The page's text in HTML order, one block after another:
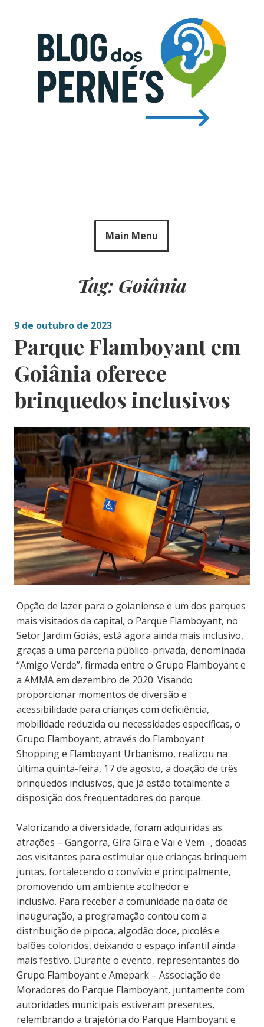
Main Menu
Tag: Goiânia
9 de outubro de 2023
Parque Flamboyant em
Goiânia oferece
brinquedos inclusivos
Opção de lazer para o goianiense e um dos parques
mais visitados da capital, o Parque Flamboyant, no
Setor Jardim Goiás, está agora ainda mais inclusivo,
graças a uma parceria público-privada, denominada
“Amigo Verde”, firmada entre o Grupo Flamboyant e
a AMMA em dezembro de 2020. Visando
proporcionar momentos de diversão e
acessibilidade para crianças com deficiência,
mobilidade reduzida ou necessidades específicas, o
Grupo Flamboyant, através do Flamboyant
Shopping e Flamboyant Urbanismo, realizou na
última quinta-feira, 17 de agosto, a doação de três
brinquedos inclusivos, que já estão totalmente a
disposição dos frequentadores do parque.
Valorizando a diversidade, foram adquiridas as
atrações – Gangorra, Gira Gira e Vai e Vem -, doadas
aos visitantes para estimular que crianças brinquem
juntas, fortalecendo o convívio e principalmente,
promovendo um ambiente acolhedor e
inclusivo. Para receber a comunidade na data de
inauguração, a programação contou com a
distribuição de pipoca, algodão doce, picolés e
balões coloridos, deixando o espaço infantil ainda
mais festivo. Durante o evento, representantes do
Grupo Flamboyant e Amepark – Associação de
Moradores do Parque Flamboyant, juntamente com
autoridades municipais estiveram presentes,
relembrando a trajetória do Parque Flamboyant e